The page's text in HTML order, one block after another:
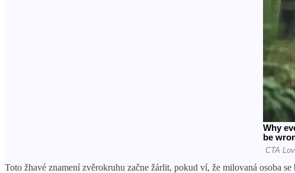
Toto žhavé znamení zvěrokruhu začne žárlit, pokud ví, že milovaná osoba